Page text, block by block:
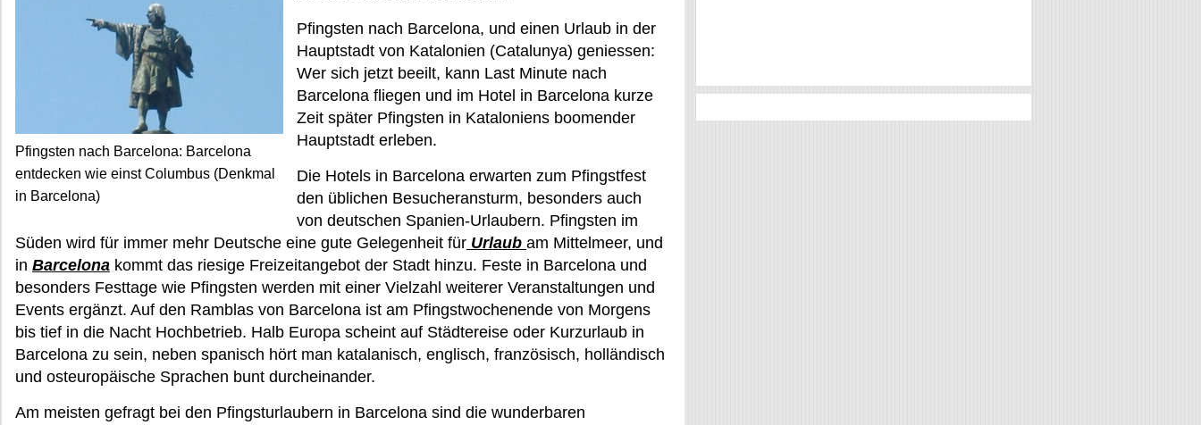
Pfingsten nach Barcelona: Barcelona
entdecken wie einst Columbus (Denkmal
in Barcelona)
Pfingsten nach Barcelona, und einen Urlaub in der
Hauptstadt von Katalonien (Catalunya) geniessen:
Wer sich jetzt beeilt, kann Last Minute nach
Barcelona fliegen und im Hotel in Barcelona kurze
Zeit später Pfingsten in Kataloniens boomender
Hauptstadt erleben.
Die Hotels in Barcelona erwarten zum Pfingstfest
den üblichen Besucheransturm, besonders auch
von deutschen Spanien-Urlaubern. Pfingsten im
Süden wird für immer mehr Deutsche eine gute Gelegenheit für Urlaub am Mittelmeer, und
in Barcelona kommt das riesige Freizeitangebot der Stadt hinzu. Feste in Barcelona und
besonders Festtage wie Pfingsten werden mit einer Vielzahl weiterer Veranstaltungen und
Events ergänzt. Auf den Ramblas von Barcelona ist am Pfingstwochenende von Morgens
bis tief in die Nacht Hochbetrieb. Halb Europa scheint auf Städtereise oder Kurzurlaub in
Barcelona zu sein, neben spanisch hört man katalanisch, englisch, französisch, holländisch
und osteuropäische Sprachen bunt durcheinander.
Am meisten gefragt bei den Pfingsturlaubern in Barcelona sind die wunderbaren